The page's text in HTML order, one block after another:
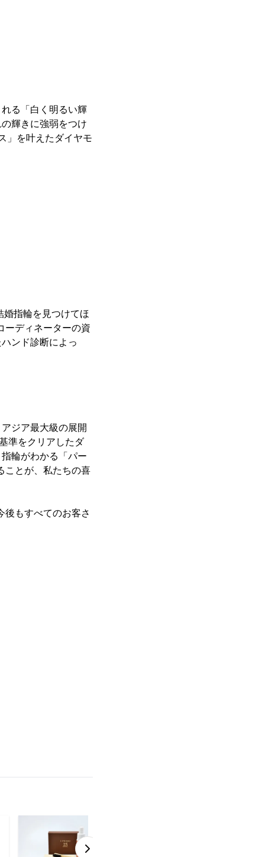
る「白く明るい輝
輝きに強弱をつけ
」を叶えたダイヤモ
婚指輪を見つけてほ
ーディネーターの資
ンド診断によっ
ジア最大級の展開
準をクリアしたダ
輪がわかる「パー
ことが、私たちの喜
後もすべてのお客さ